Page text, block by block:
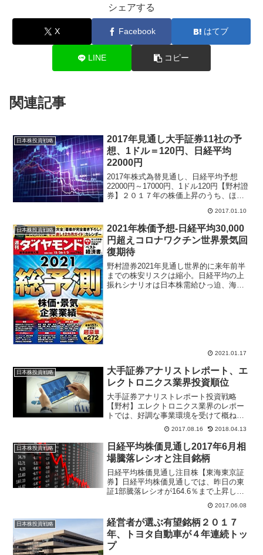
シェアする
X Facebook はてブ
LINE コピー
関連記事
日本株投資戦略
2017年見通し大手証券11社の予
想、1ドル＝120円、日経平均
22000円
2017年株式為替見通し、日経平均予想
22000円～17000円、1ドル120円【野村證
券】２０１７年の株価上昇のうち、ほぼ
によるＥＴＦ買入効果」。日銀による
「ＥＴＦテーパリング（買入縮小）」
は、株価上昇...
2017.01.10
日本株投資戦略
2021年株価予想-日経平均30,000
円超えコロナワクチン世界景気回
復期待
野村證券2021年見通し世界的に来年前半
までの株安リスクは縮小。日経平均の上
振れシナリオは日本株需給ひっ迫、海外
2021.01.17
日本株投資戦略
大手証券アナリストレポート、エ
レクトロニクス業界投資順位
大手証券アナリストレポート投資戦略
【野村】エレクトロニクス業界のレポー
トでは、好調な事業環境を受けて概ね期
初計画線か上回る好決算が多かったと指
摘。期初時点と比べFAシステムを中心と
した産機関連、ゲーム機向け、エアコン
等家電向け部品デバイス等...
2017.08.16 2018.04.13
日本株投資戦略
日経平均株価見通し2017年6月相
場騰落レシオと注目銘柄
日経平均株価見通し注目株【東海東京証
券】日経平均株価見通しでは、昨日の東
証1部騰落レシオが164.6％まで上昇した
ことを受け、騰落レシオは政策転換やそ
れまでのレンジ相場を上抜ける上昇局面
などでオーバーシュートすることがある
ものの、さすがに過...
2017.06.08
日本株投資戦略
経営者が選ぶ有望銘柄２０１７
年、トヨタ自動車が４年連続トッ
プ